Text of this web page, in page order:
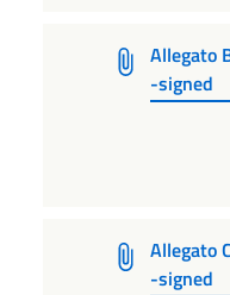
Allegato
-signed
Allegato
-signed